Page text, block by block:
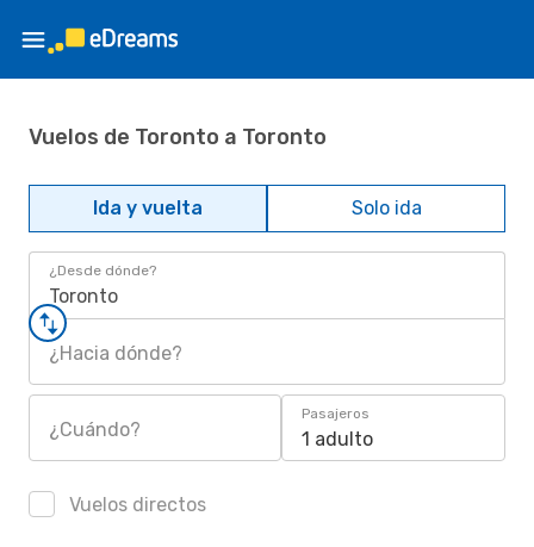
Vuelos de Toronto a Toronto
Ida y vuelta Solo ida
¿Desde dónde?
Toronto
¿Hacia dónde?
¿Cuándo?
Pasajeros
1 adulto
Vuelos directos